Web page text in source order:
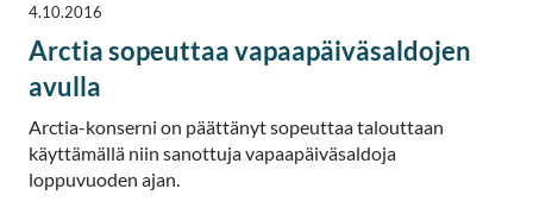
4.10.2016
Arctia sopeuttaa vapaapäiväsaldojen
avulla
Arctia-konserni on päättänyt sopeuttaa talouttaan
käyttämällä niin sanottuja vapaapäiväsaldoja
loppuvuoden ajan.